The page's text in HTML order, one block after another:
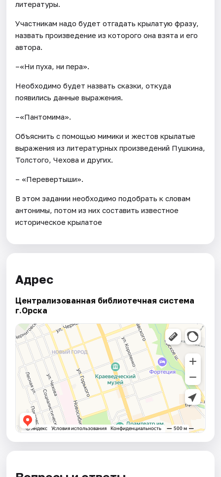
литературы.
Участникам надо будет отгадать крылатую фразу,
назвать произведение из которого она взята и его
автора.
–«Ни пуха, ни пера».
Необходимо будет назвать сказки, откуда
появились данные выражения.
–«Пантомима».
Объяснить с помощью мимики и жестов крылатые
выражения из литературных произведений Пушкина,
Толстого, Чехова и других.
– «Перевертыши».
В этом задании необходимо подобрать к словам
антонимы, потом из них составить известное
историческое крылатое
Адрес
Централизованная библиотечная система
г.Орска